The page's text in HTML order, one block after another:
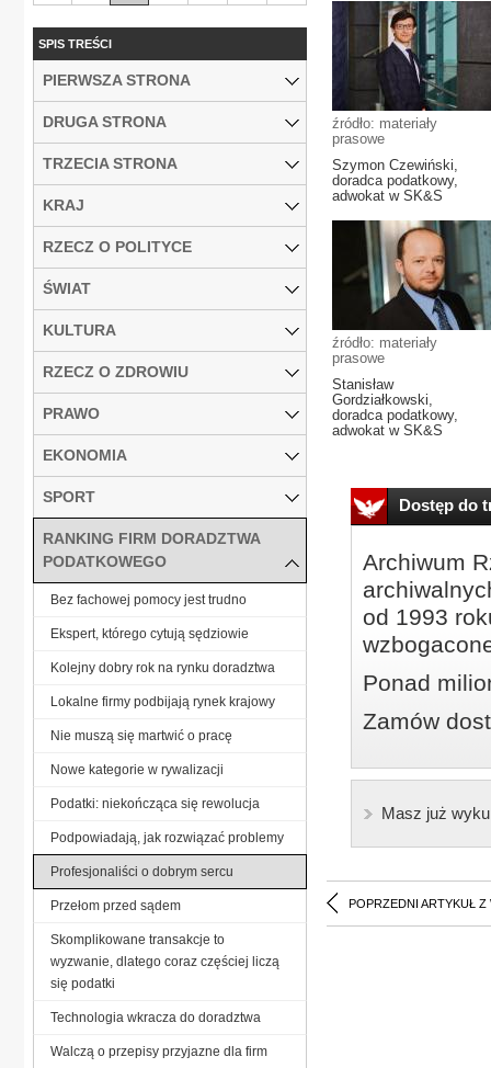
źródło: materiały
prasowe
Szymon Czewiński,
doradca podatkowy,
adwokat w SK&S
źródło: materiały
prasowe
Stanisław
Gordziałkowski,
doradca podatkowy,
adwokat w SK&S
Dostęp do
Archiwum
od 1993
Ponad
Zamów
Masz już
POPRZEDNI ARTYKUŁ Z
SPIS TREŚCI
PIERWSZA STRONA
DRUGA STRONA
TRZECIA STRONA
KRAJ
RZECZ O POLITYCE
ŚWIAT
KULTURA
RZECZ O ZDROWIU
PRAWO
EKONOMIA
SPORT
RANKING FIRM DORADZTWA
PODATKOWEGO
Bez fachowej pomocy jest trudno
Ekspert, którego cytują sędziowie
Kolejny dobry rok na rynku doradztwa
Lokalne firmy podbijają rynek krajowy
Nie muszą się martwić o pracę
Nowe kategorie w rywalizacji
Podatki: niekończąca się rewolucja
Podpowiadają, jak rozwiązać problemy
Profesjonaliści o dobrym sercu
Przełom przed sądem
Skomplikowane transakcje to
wyzwanie, dlatego coraz częściej liczą
się podatki
Technologia wkracza do doradztwa
Walczą o przepisy przyjazne dla firm